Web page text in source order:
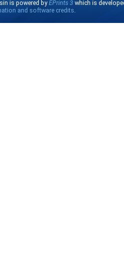
is powered byEPrints 3 which is
and software credits.